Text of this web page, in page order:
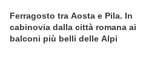
Ferragosto tra Aosta e Pila. In
cabinovia dalla città romana ai
balconi più belli delle Alpi